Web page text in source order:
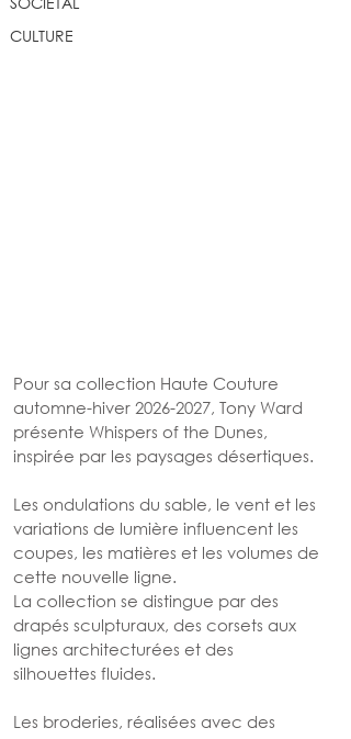
CULTURE
Pour sa collection Haute Couture
automne-hiver 2026-2027, Tony Ward
présente Whispers of the Dunes,
inspirée par les paysages désertiques.
Les ondulations du sable, le vent et les
variations de lumière influencent les
coupes, les matières et les volumes de
cette nouvelle ligne.
La collection se distingue par des
drapés sculpturaux, des corsets aux
lignes architecturées et des
silhouettes fluides.
Les broderies, réalisées avec des